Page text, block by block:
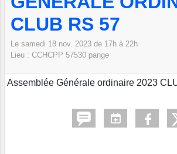
CLUB RS 57
Le samedi 18 nov. 2023 de 17h à 22h
Lieu : CCHCPP 57530 pange
Assemblée Générale ordinaire 2023